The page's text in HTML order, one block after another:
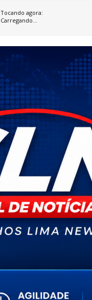
Tocando agora:
Carregando...